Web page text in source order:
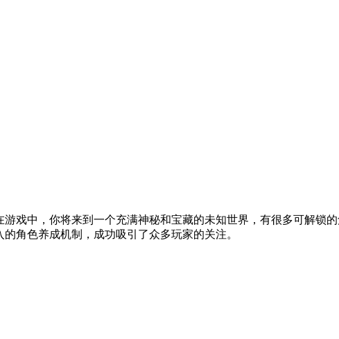
戏中，你将来到一个充满神秘和宝藏的未知世界，有很多可解锁
角色养成机制，成功吸引了众多玩家的关注。